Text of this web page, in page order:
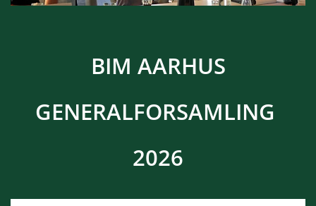
BIM AARHUS
GENERALFORSAMLING
2026